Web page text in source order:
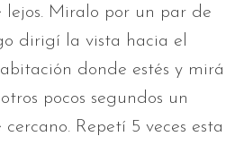
lejos. Miralo por un par de
dirigí la vista hacia el
donde estés y mirá
pocos segundos un
Repetí 5 veces esta